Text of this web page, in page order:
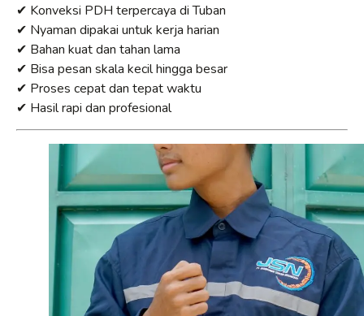
✔ Konveksi PDH terpercaya di Tuban
✔ Nyaman dipakai untuk kerja harian
✔ Bahan kuat dan tahan lama
✔ Bisa pesan skala kecil hingga besar
✔ Proses cepat dan tepat waktu
✔ Hasil rapi dan profesional